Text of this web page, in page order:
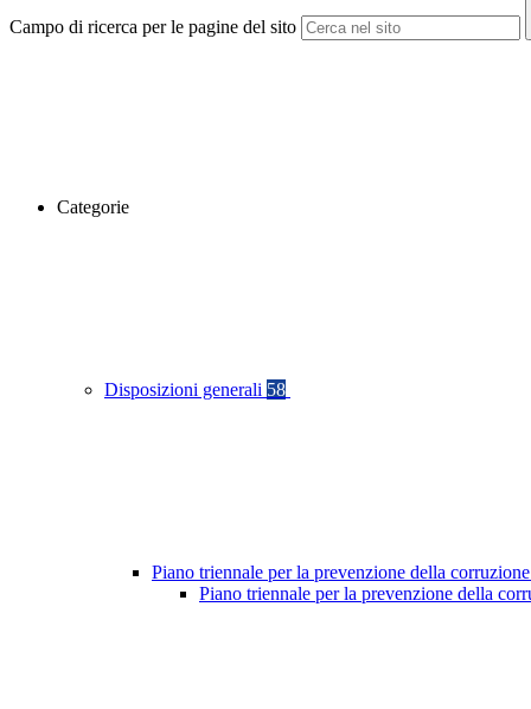
Campo di ricerca per le pagine del sito
Categorie
Disposizioni generali 58
Piano triennale per la prevenzione della
Piano triennale per la prevenzione della